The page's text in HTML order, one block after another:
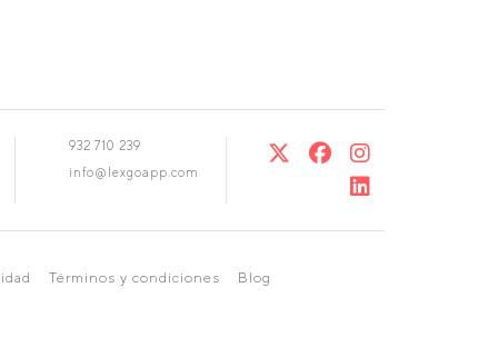
932 710 239
info@lexgoapp.com
Términos y condiciones Blog